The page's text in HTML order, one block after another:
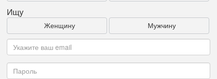
Ищу
Женщину Мужчину